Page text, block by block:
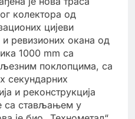
колектора од
цијеви
ревизионих окана од
1000 mm са
поклопцима, са
секундарних
и реконструкција
са стављањем у